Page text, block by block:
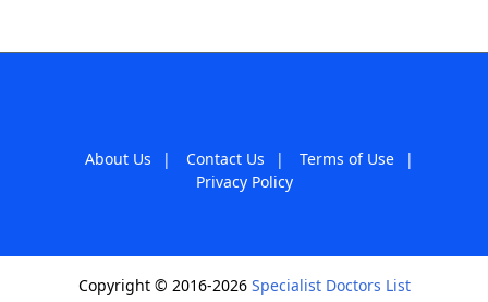
About Us | Contact Us | Terms of Use
|
Privacy Policy
Copyright © 2016-2026 Specialist Doctors List